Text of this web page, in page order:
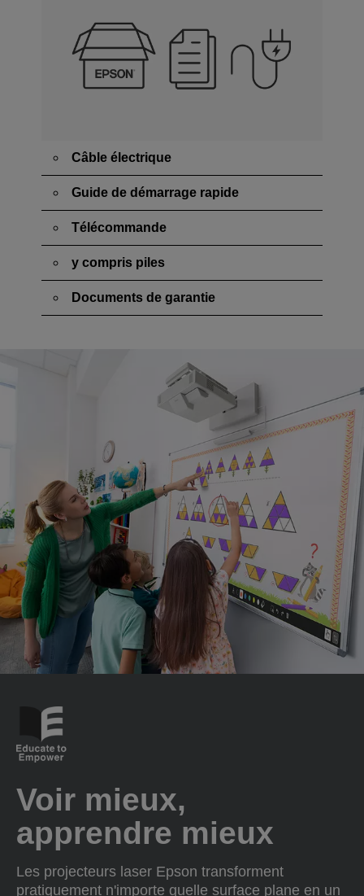
Câble électrique
Guide de démarrage rapide
Télécommande
y compris piles
Documents de garantie
Voir mieux,
apprendre mieux
Les projecteurs laser Epson transforment
pratiquement n'importe quelle surface plane en un